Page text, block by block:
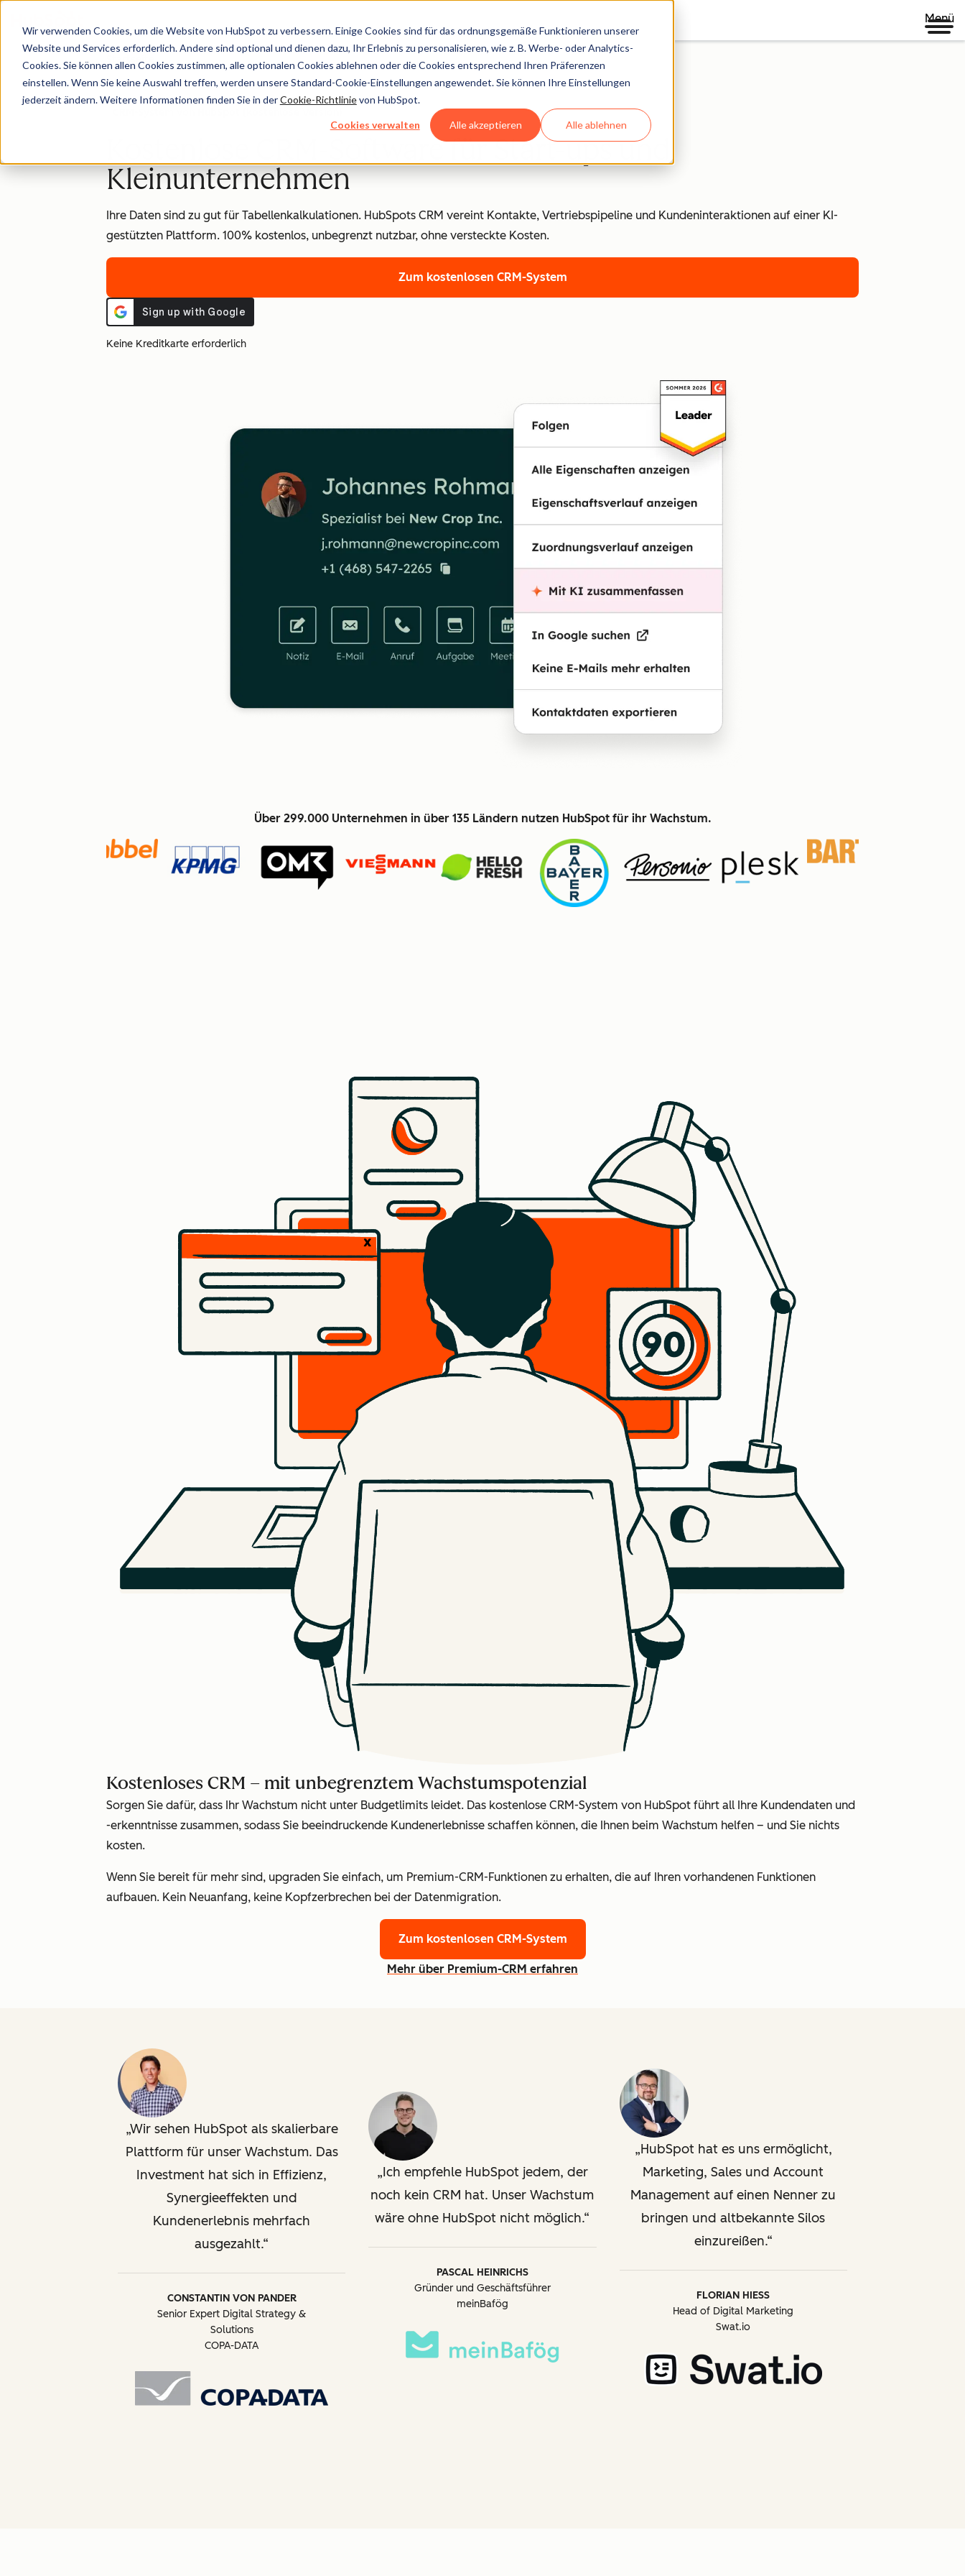
Wir verwenden Cookies, um die Website von HubSpot zu verbessern. Einige Cookies sind für das ordnungsgemäße Funktionieren unserer
Website und Services erforderlich. Andere sind optional und dienen dazu, Ihr Erlebnis zu personalisieren, wie z. B. Werbe- oder Analytics-
Cookies. Sie können allen Cookies zustimmen, alle optionalen Cookies ablehnen oder die Cookies entsprechend Ihren Präferenzen
einstellen. Wenn Sie keine Auswahl treffen, werden unsere Standard-Cookie-Einstellungen angewendet. Sie können Ihre Einstellungen
jederzeit ändern. Weitere Informationen finden Sie in derCookie-Richtlinievon HubSpot.
Cookies verwalten Alle akzeptieren Alle ablehnen
Menü
Startseite
Kostenlose CRM-Software für Start-ups und
Kleinunternehmen
Ihre Daten sind zu gut für Tabellenkalkulationen. HubSpots CRM vereint Kontakte, Vertriebspipeline und Kundeninteraktionen auf einer KI-
gestützten Plattform. 100% kostenlos, unbegrenzt nutzbar, ohne versteckte Kosten.
Zum kostenlosen CRM-System
Keine Kreditkarte erforderlich
Über 299.000 Unternehmen in über 135 Ländern nutzen HubSpot für ihr Wachstum.
Kostenloses CRM – mit unbegrenztem Wachstumspotenzial
Sorgen Sie dafür, dass Ihr Wachstum nicht unter Budgetlimits leidet. Das kostenlose CRM-System von HubSpot führt all Ihre Kundendaten und
-erkenntnisse zusammen, sodass Sie beeindruckende Kundenerlebnisse schaffen können, die Ihnen beim Wachstum helfen – und Sie nichts
kosten.
Wenn Sie bereit für mehr sind, upgraden Sie einfach, um Premium-CRM-Funktionen zu erhalten, die auf Ihren vorhandenen Funktionen
aufbauen. Kein Neuanfang, keine Kopfzerbrechen bei der Datenmigration.
Zum kostenlosen CRM-System
Mehr über Premium-CRM erfahren
Wir sehen HubSpot als skalierbare
Plattform für unser Wachstum. Das
Investment hat sich in Effizienz,
Synergieeffekten und
Kundenerlebnis mehrfach
ausgezahlt.
CONSTANTIN VON PANDER
Senior Expert Digital Strategy &
Solutions
COPA-DATA
Ich empfehle HubSpot jedem, der
noch kein CRM hat. Unser Wachstum
wäre ohne HubSpot nicht möglich.
PASCAL HEINRICHS
Gründer und Geschäftsführer
meinBafög
HubSpot hat es uns ermöglicht,
Marketing, Sales und Account
Management auf einen Nenner zu
bringen und altbekannte Silos
einzureißen.
FLORIAN HIESS
Head of Digital Marketing
Swat.io